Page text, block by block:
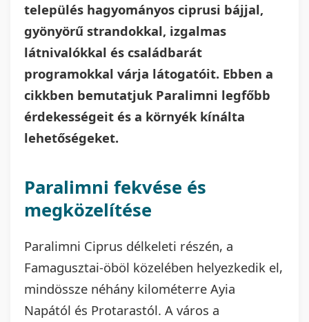
település hagyományos ciprusi bájjal,
gyönyörű strandokkal, izgalmas
látnivalókkal és családbarát
programokkal várja látogatóit. Ebben a
cikkben bemutatjuk Paralimni legfőbb
érdekességeit és a környék kínálta
lehetőségeket.
Paralimni fekvése és
megközelítése
Paralimni Ciprus délkeleti részén, a
Famagusztai-öböl közelében helyezkedik el,
mindössze néhány kilométerre Ayia
Napától és Protarastól. A város a